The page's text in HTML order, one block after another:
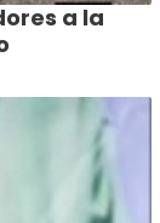
a la